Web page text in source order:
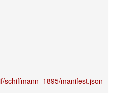
schiffmann_1895/manifest.json